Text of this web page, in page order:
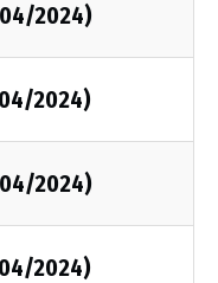
2024)
2024)
2024)
2024)